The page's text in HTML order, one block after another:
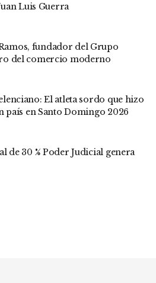
Luis Guerra
fundador del Grupo
del comercio moderno
El atleta sordo que hizo
país en Santo Domingo 2026
de 30 % Poder Judicial genera